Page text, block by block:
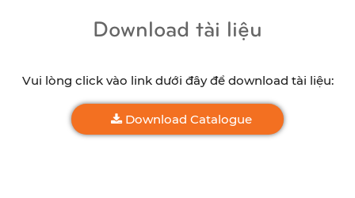
Download tài liệu
Vui lòng click vào link dưới đây để download tài liệu:
Download Catalogue